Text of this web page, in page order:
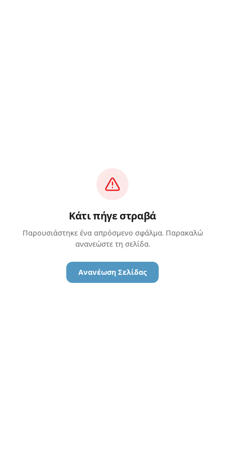
Κάτι πήγε στραβά
Παρουσιάστηκε ένα απρόσμενο σφάλμα. Παρακαλώ
ανανεώστε τη σελίδα.
Ανανέωση Σελίδας